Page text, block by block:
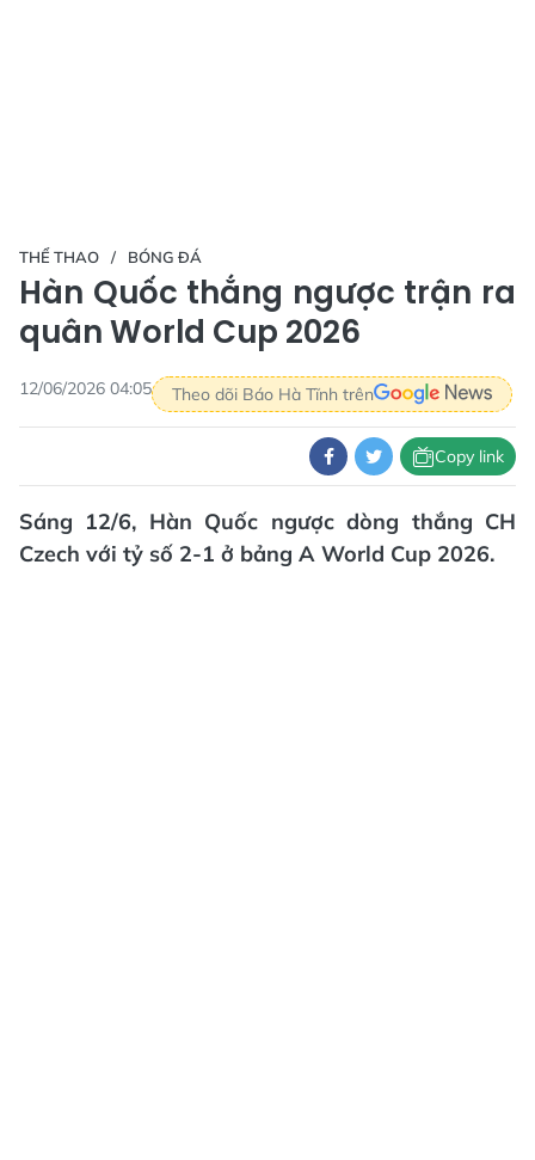
THỂ THAO BÓNG ĐÁ
Hàn Quốc thắng ngược trận ra
quân World Cup 2026
12/06/2026 04:05 Theo dõi Báo Hà Tĩnh trên
Copy link
Sáng 12/6, Hàn Quốc ngược dòng thắng CH
Czech với tỷ số 2-1 ở bảng A World Cup 2026.